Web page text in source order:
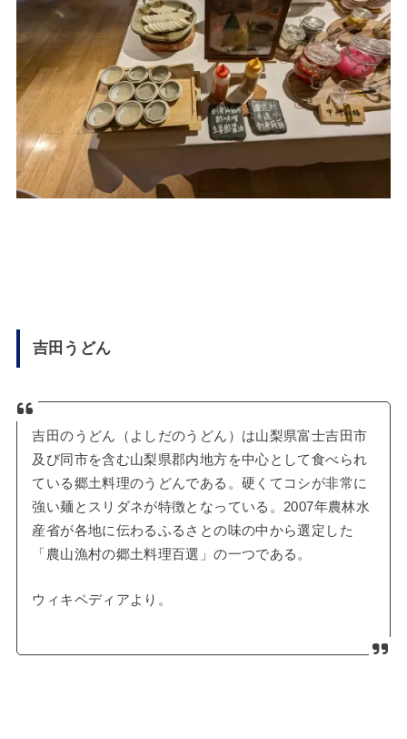
吉田うどん
吉田のうどん（よしだのうどん）は山梨県富士吉田市
及び同市を含む山梨県郡内地方を中心として食べられ
ている郷土料理のうどんである。硬くてコシが非常に
強い麺とスリダネが特徴となっている。2007年農林水
産省が各地に伝わるふるさとの味の中から選定した
「農山漁村の郷土料理百選」の一つである。
ウィキペディアより。